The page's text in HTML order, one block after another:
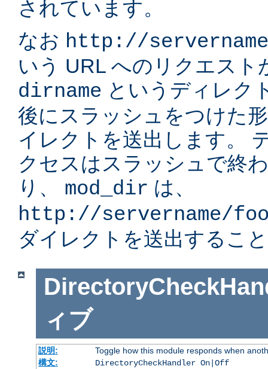
されています。
なお http://
いう URL へのリクエスト
dirname というディレク
後にスラッシュをつけた
イレクトを送出します。
クセスはスラッシュで終
り、 mod_dir は、
http://servername/
ダイレクトを送出するこ
ィブ
説明:
Toggle how this module responds when
構文:
DirectoryCheckHandler On|Off